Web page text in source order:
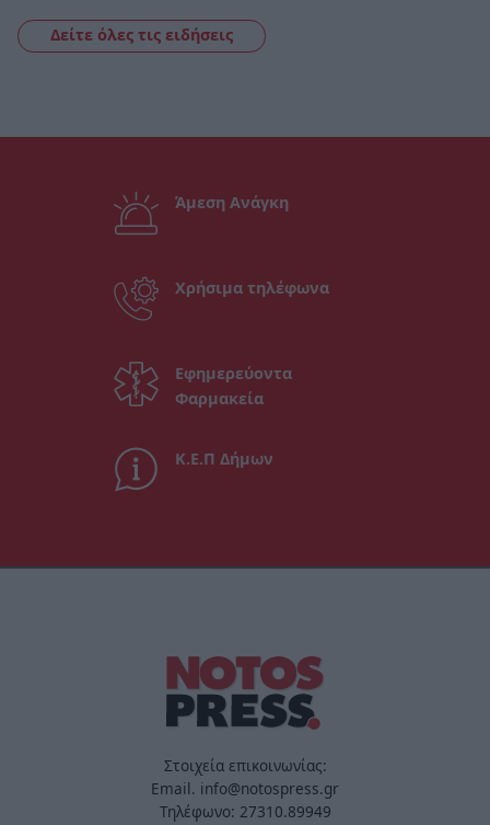
Δείτε όλες τις ειδήσεις
Άμεση Ανάγκη
Χρήσιμα τηλέφωνα
Εφημερεύοντα
Φαρμακεία
Κ.Ε.Π Δήμων
Στοιχεία επικοινωνίας:
Email. info@notospress.gr
Τηλέφωνο: 27310.89949